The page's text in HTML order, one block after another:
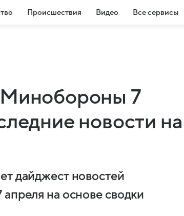
Происшествия Видео Все сервисы
Минобороны 7
новости на
дайджест новостей
на основе сводки